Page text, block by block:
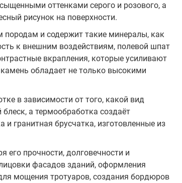
оттенками серого и розового, а
рисунок на поверхности.
породам и содержит такие минералы, как
к внешним воздействиям, полевой шпат
вкрапления, которые усиливают
обладает не только высокими
в зависимости от того, какой вид
а термообработка создаёт
гранитная брусчатка, изготовленные из
его прочности, долговечности и
фасадов зданий, оформления
мощения тротуаров, создания бордюров